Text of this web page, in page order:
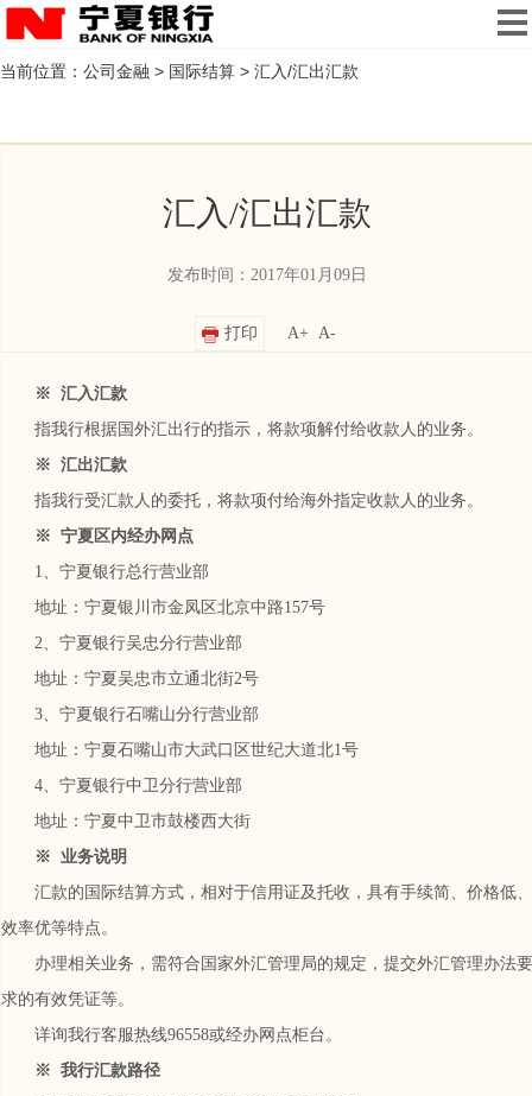
当前位置： 公司金融 > 国际结算 > 汇入/汇出汇款
汇入/汇出汇款
发布时间：2017年01月09日
打印 A+ A-
※ 汇入汇款
指我行根据国外汇出行的指示，将款项解付给收款人的业务。
※ 汇出汇款
指我行受汇款人的委托，将款项付给海外指定收款人的业务。
※ 宁夏区内经办网点
1、宁夏银行总行营业部
地址：宁夏银川市金凤区北京中路157号
2、宁夏银行吴忠分行营业部
地址：宁夏吴忠市立通北街2号
3、宁夏银行石嘴山分行营业部
地址：宁夏石嘴山市大武口区世纪大道北1号
4、宁夏银行中卫分行营业部
地址：宁夏中卫市鼓楼西大街
※ 业务说明
汇款的国际结算方式，相对于信用证及托收，具有手续简、价格低、
效率优等特点。
办理相关业务，需符合国家外汇管理局的规定，提交外汇管理办法要
求的有效凭证等。
详询我行客服热线96558或经办网点柜台。
※ 我行汇款路径